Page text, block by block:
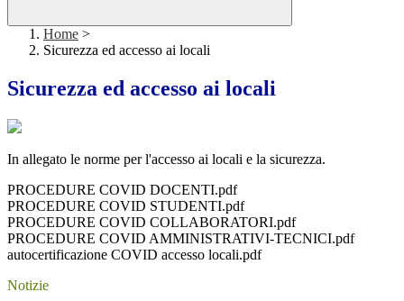
Home >
Sicurezza ed accesso ai locali
Sicurezza ed accesso ai locali
In allegato le norme per l'accesso ai locali e la sicurezza.
PROCEDURE COVID DOCENTI.pdf
PROCEDURE COVID STUDENTI.pdf
PROCEDURE COVID COLLABORATORI.pdf
PROCEDURE COVID AMMINISTRATIVI-TECNICI.pdf
autocertificazione COVID accesso locali.pdf
Notizie